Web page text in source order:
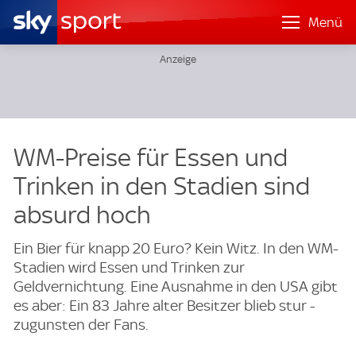
Menü
WM-Preise für Essen und
Trinken in den Stadien sind
absurd hoch
Ein Bier für knapp 20 Euro? Kein Witz. In den WM-
Stadien wird Essen und Trinken zur
Geldvernichtung. Eine Ausnahme in den USA gibt
es aber: Ein 83 Jahre alter Besitzer blieb stur -
zugunsten der Fans.